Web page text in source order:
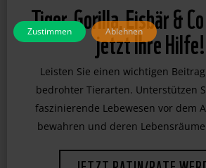
Tiger, Gorilla, Eisbär &
jetzt Ihre Hilfe!
Leisten Sie einen wichtigen
bedrohter Tierarten. Unterstützen
faszinierende Lebewesen vor dem
bewahren und deren
Zustimmen Ablehnen